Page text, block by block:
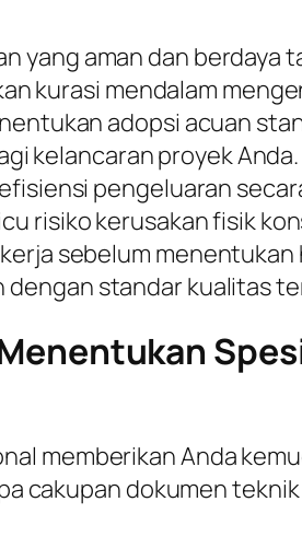
yang aman dan
kurasi mendalam
adopsi acuan
kelancaran proyek
pengeluaran
risiko kerusakan fisik
sebelum
standar kualitas
memberikan Anda
cakupan dokumen